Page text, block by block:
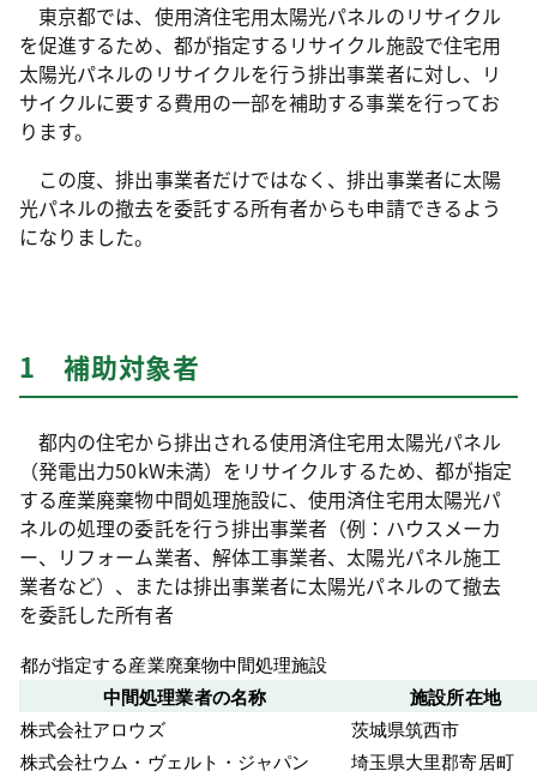
東京都では、使用済住宅用太陽光パネルのリサイクル
を促進するため、都が指定するリサイクル施設で住宅用
太陽光パネルのリサイクルを行う排出事業者に対し、リ
サイクルに要する費用の一部を補助する事業を行ってお
ります。
この度、排出事業者だけではなく、排出事業者に太陽
光パネルの撤去を委託する所有者からも申請できるよう
になりました。
1 補助対象者
都内の住宅から排出される使用済住宅用太陽光パネル
（発電出力50kW未満）をリサイクルするため、都が指定
する産業廃棄物中間処理施設に、使用済住宅用太陽光パ
ネルの処理の委託を行う排出事業者（例：ハウスメーカ
ー、リフォーム業者、解体工事業者、太陽光パネル施工
業者など）、または排出事業者に太陽光パネルのて撤去
を委託した所有者
都が指定する産業廃棄物中間処理施設
中間処理業者の名称
施設所在地
株式会社アロウズ
茨城県筑西
株式会社ウム・ヴェルト・ジャパン
埼玉県大里郡寄居町